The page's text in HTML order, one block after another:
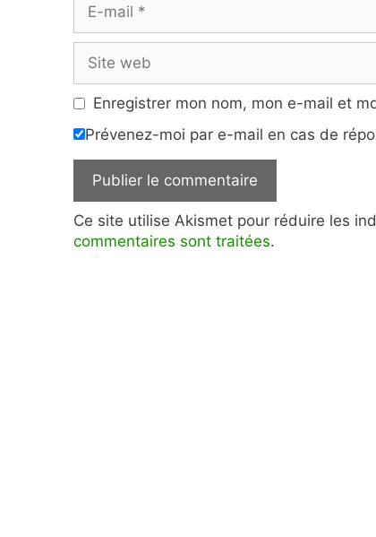
mail
web
Enregistrer mon nom, mon e-mail et
Prévenez-moi par e-mail en cas de
Ce site utilise Akismet pour réduire les
commentaires sont traitées.